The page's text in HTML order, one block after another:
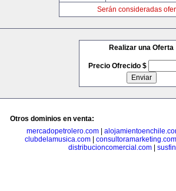
Serán consideradas
Realizar una Oferta
Precio Ofrecido $
Otros dominios en venta:
mercadopetrolero.com|
clubdelamusica.com
consultoramarketing.com
distribucioncomercial.com